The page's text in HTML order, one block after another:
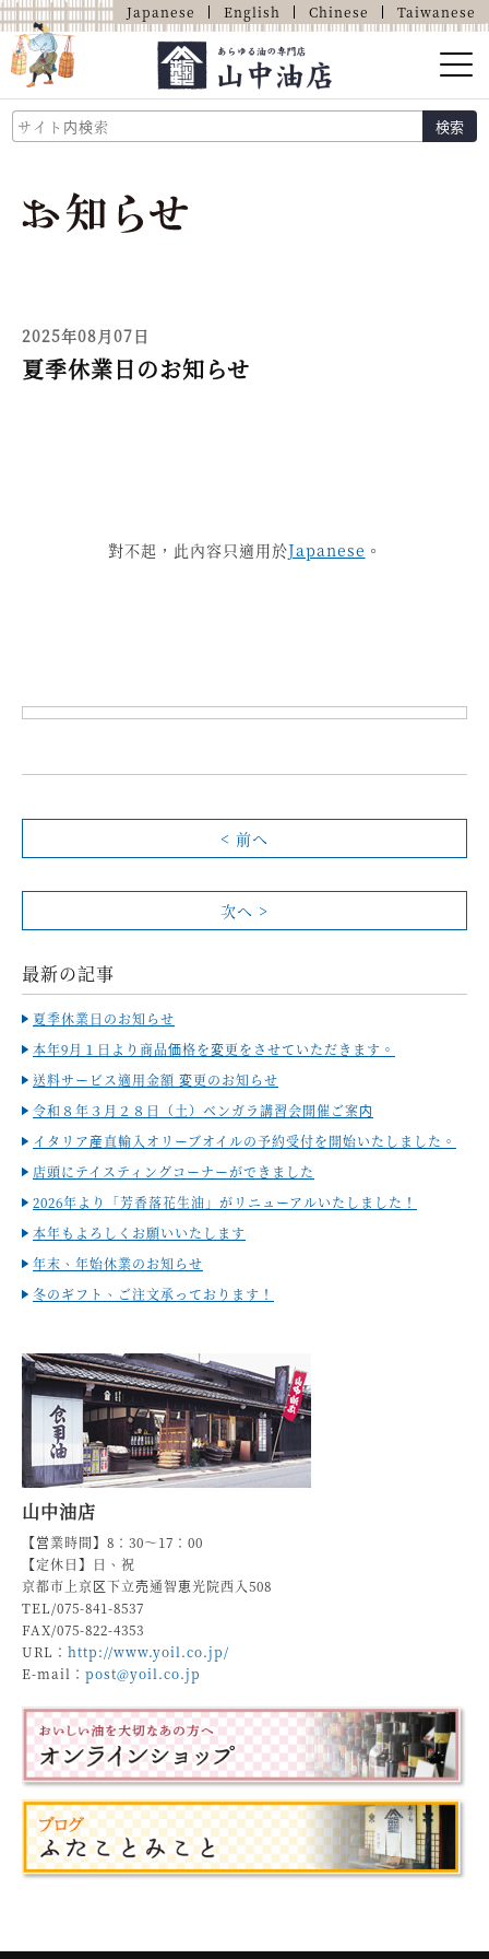
Japanese English Chinese Taiwanese
検索
山中油店的介紹
商品介紹
2025年08月07日
夏季休業日のお知らせ
對不起，此內容只適用於Japanese 。
< 前へ
次へ >
最新の記事
夏季休業日のお知らせ
本年9月１日より商品価格を変更をさせていただきます。
送料サービス適用金額 変更のお知らせ
令和８年３月２８日（土）ベンガラ講習会開催ご案内
イタリア産直輸入オリーブオイルの予約受付を開始いたしました。
店頭にテイスティングコーナーができました
2026年より「芳香落花生油」がリニューアルいたしました！
本年もよろしくお願いいたします
年末、年始休業のお知らせ
冬のギフト、ご注文承っております！
山中油店
【営業時間】8：30～17：00
【定休日】日、祝
京都市上京区下立売通智恵光院西入508
TEL/075-841-8537
FAX/075-822-4353
URL： http://www.yoil.co.jp/
E-mail： post@yoil.co.jp